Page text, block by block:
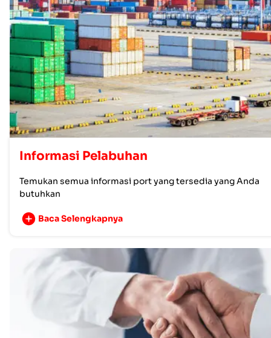
Informasi Pelabuhan
Temukan semua informasi port yang tersedia yang Anda
butuhkan
Baca Selengkapnya